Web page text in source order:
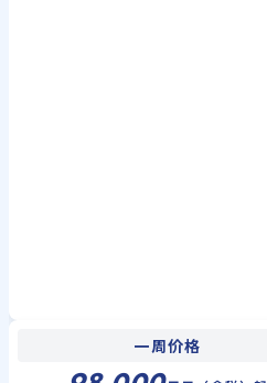
一周价格